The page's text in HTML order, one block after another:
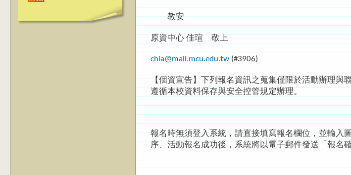
教安
原資中心 佳瑄 敬上
chia@mail.mcu.edu.tw(#3906)
【個資宣告】下列報名資訊之蒐集僅限於活動辦理與
遵循本校資料保存與安全控管規定辦理。
報名時無須登入系統，請直接填寫報名欄位，並輸入
序、活動報名成功後，系統將以電子郵件發送「報名